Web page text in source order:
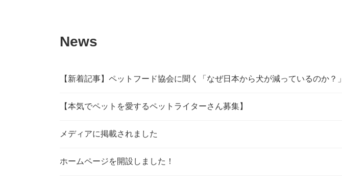
News
【新着記事】ペットフード協会に聞く「なぜ日本から犬が減っているのか？」
【本気でペットを愛するペットライターさん募集】
メディアに掲載されました
ホームページを開設しました！